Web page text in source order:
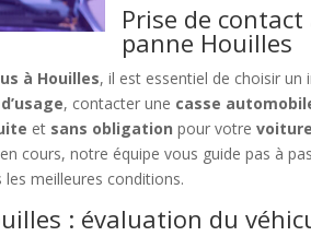
Prise de
panne Houilles
à Houilles, il est essentiel de choisir
, contacter une casse
et sans obligation pour votre
cours, notre équipe vous guide pas à
les meilleures conditions.
: évaluation du